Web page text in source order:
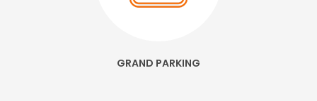
GRAND PARKING